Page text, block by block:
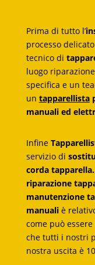
Prima di tutto l’
processo
tecnico di
luogo
specifica e un
un tapparellista
manuali ed
Infine
servizio di
corda tapparella.
riparazione
manutenzione
manuali è
come può
che tutti i nostri
nostra uscita è